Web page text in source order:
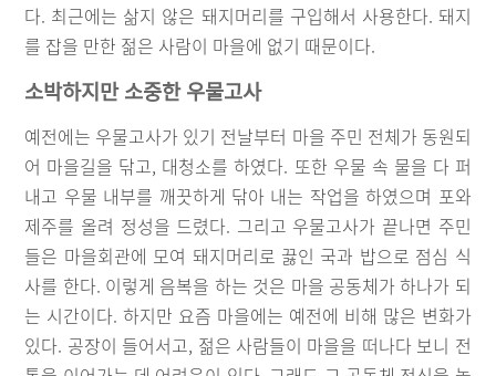
다. 최근에는 삶지 않은 돼지머리를 구입해서 사용한다. 돼지
를 잡을 만한 젊은 사람이 마을에 없기 때문이다.
소박하지만 소중한 우물고사
예전에는 우물고사가 있기 전날부터 마을 주민 전체가 동원되
어 마을길을 닦고, 대청소를 하였다. 또한 우물 속 물을 다 퍼
내고 우물 내부를 깨끗하게 닦아 내는 작업을 하였으며 포와
제주를 올려 정성을 드렸다. 그리고 우물고사가 끝나면 주민
들은 마을회관에 모여 돼지머리로 끓인 국과 밥으로 점심 식
사를 한다. 이렇게 음복을 하는 것은 마을 공동체가 하나가 되
는 시간이다. 하지만 요즘 마을에는 예전에 비해 많은 변화가
있다. 공장이 들어서고, 젊은 사람들이 마을을 떠나다 보니 전